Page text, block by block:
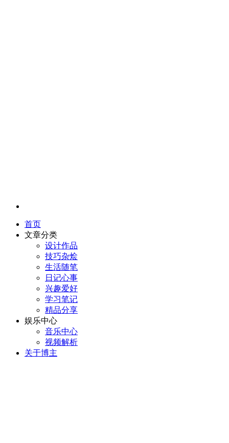
首页
文章分类
设计作品
技巧杂烩
生活随笔
日记心事
兴趣爱好
学习笔记
精品分享
娱乐中心
音乐中心
视频解析
关于博主